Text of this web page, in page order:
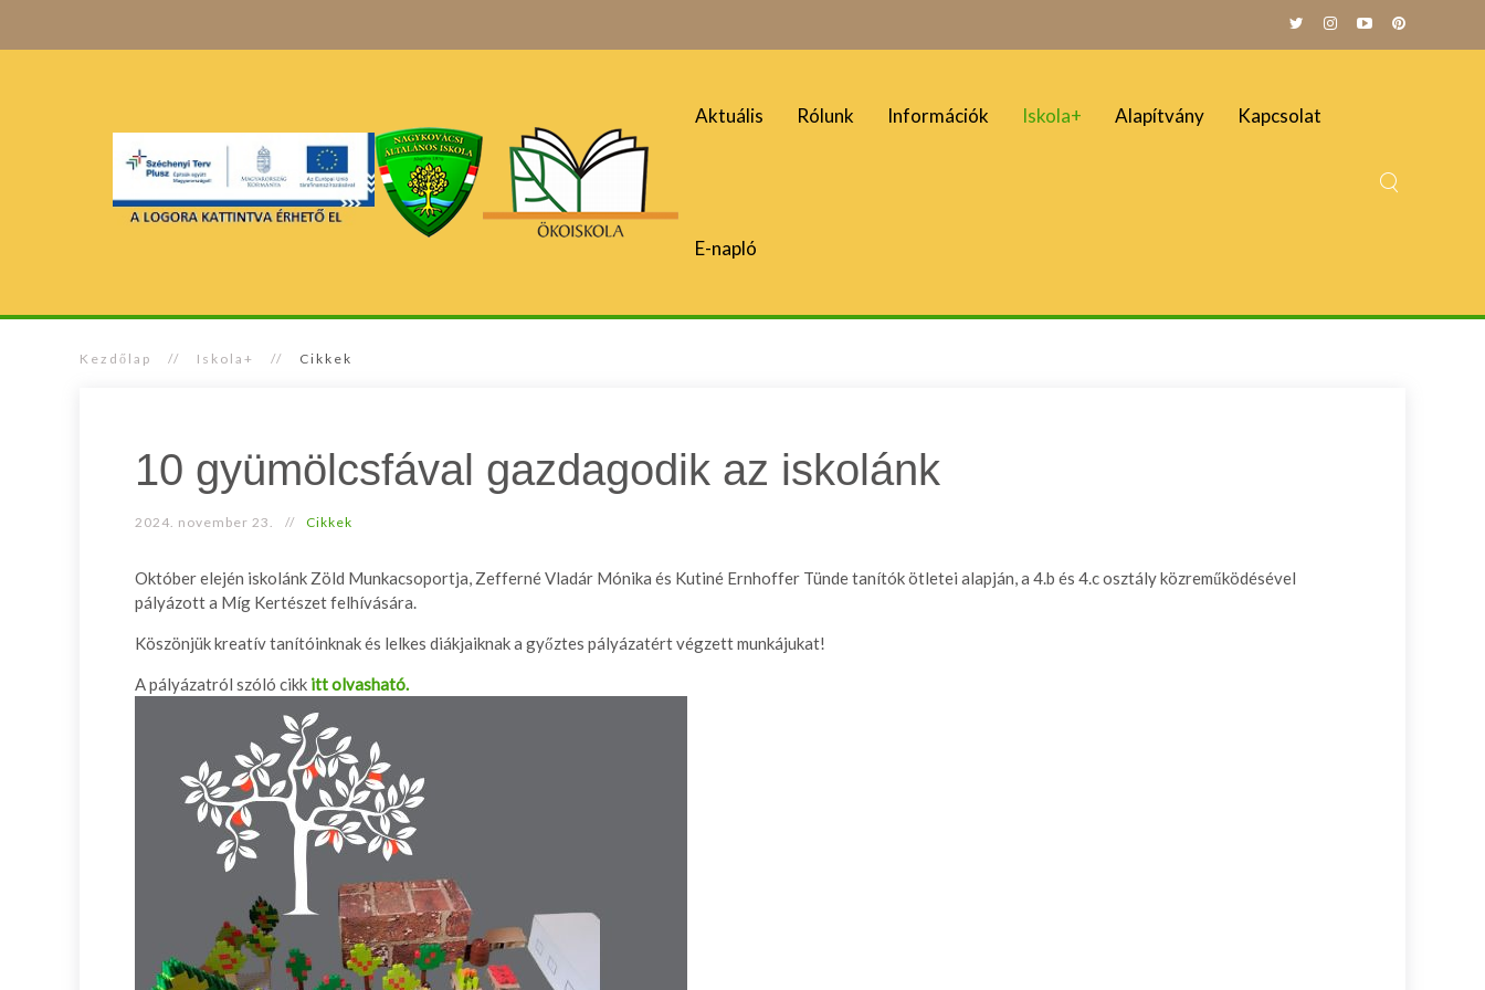
Aktuális Rólunk Információk Iskola+ Alapítvány Kapcsolat
E-napló
Kezdőlap Iskola+ Cikkek
10 gyümölcsfával gazdagodik az iskolánk
2024. november 23. Cikkek
Október elején iskolánk Zöld Munkacsoportja, Zefferné Vladár Mónika és Kutiné Ernhoffer Tünde tanítók ötletei alapján, a 4.b és 4.c osztály közreműködésével
pályázott a Míg Kertészet felhívására.
Köszönjük kreatív tanítóinknak és lelkes diákjaiknak a győztes pályázatért végzett munkájukat!
A pályázatról szóló cikk itt olvasható.